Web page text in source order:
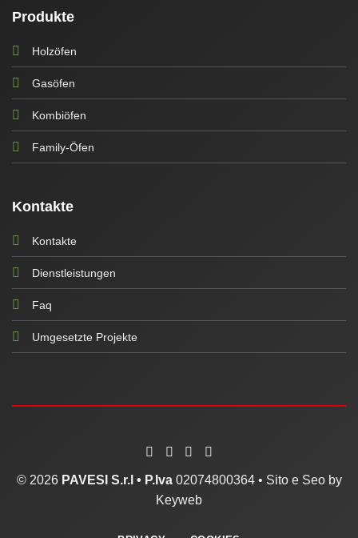
Produkte
Holzöfen
Gasöfen
Kombiöfen
Family-Öfen
Kontakte
Kontakte
Dienstleistungen
Faq
Umgesetzte Projekte
© 2026 PAVESI S.r.l • P.Iva02074800364 • Sito e Seo by
Keyweb